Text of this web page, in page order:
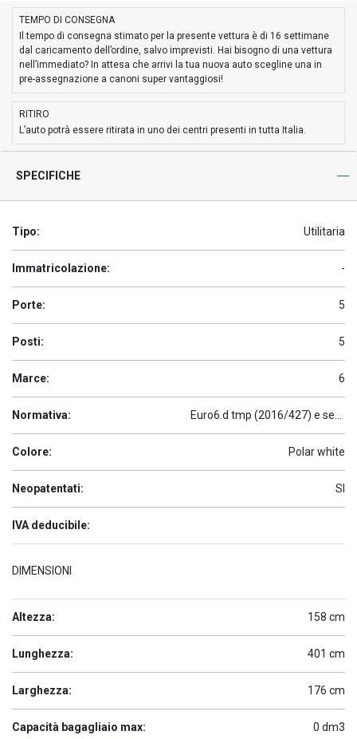
TEMPO DI CONSEGNA
Il tempo di consegna stimato per la presente vettura è di 16 settimane
dal caricamento dell’ordine, salvo imprevisti. Hai bisogno di una vettura
nell’immediato? In attesa che arrivi la tua nuova auto scegline una in
pre-assegnazione a canoni super vantaggiosi!
RITIRO
L’auto potrà essere ritirata in uno dei centri presenti in tutta Italia.
SPECIFICHE
Tipo: Utilitaria
Immatricolazione: -
Porte: 5
Posti: 5
Marce: 6
Normativa:
Colore: Polar white
Neopatentati: SI
IVA deducibile:
DIMENSIONI
Altezza: 158 cm
Lunghezza: 401 cm
Larghezza: 176 cm
Capacità bagagliaio max: 0 dm3